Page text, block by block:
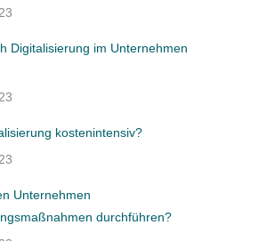
Digitalisierung im Unternehmen
kostenintensiv?
Unternehmen
durchführen?